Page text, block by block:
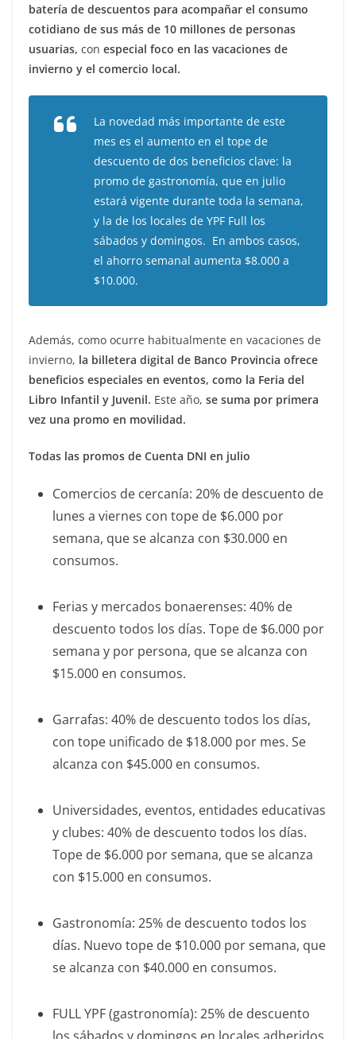
batería de descuentos para acompañar el consumo
cotidiano de sus más de 10 millones de personas
usuarias, con especial foco en las vacaciones de
invierno y el comercio local.
La novedad más importante de este
mes es el aumento en el tope de
descuento de dos beneficios clave: la
promo de gastronomía, que en julio
estará vigente durante toda la semana,
y la de los locales de YPF Full los
sábados y domingos. En ambos casos,
el ahorro semanal aumenta $8.000 a
$10.000.
Además, como ocurre habitualmente en vacaciones de
invierno, la billetera digital de Banco Provincia ofrece
beneficios especiales en eventos, como la Feria del
Libro Infantil y Juvenil. Este año, se suma por primera
vez una promo en movilidad.
Todas las promos de Cuenta DNI en julio
Comercios de cercanía: 20% de descuento de
lunes a viernes con tope de $6.000 por
semana, que se alcanza con $30.000 en
consumos.
Ferias y mercados bonaerenses: 40% de
descuento todos los días. Tope de $6.000 por
semana y por persona, que se alcanza con
$15.000 en consumos.
Garrafas: 40% de descuento todos los días,
con tope unificado de $18.000 por mes. Se
alcanza con $45.000 en consumos.
Universidades, eventos, entidades educativas
y clubes: 40% de descuento todos los días.
Tope de $6.000 por semana, que se alcanza
con $15.000 en consumos.
Gastronomía: 25% de descuento todos los
días. Nuevo tope de $10.000 por semana, que
se alcanza con $40.000 en consumos.
FULL YPF (gastronomía): 25% de descuento